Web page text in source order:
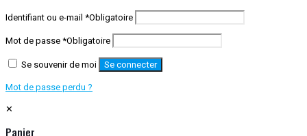
Identifiant ou e-mail *Obligatoire
Mot de passe *Obligatoire
Se souvenir de moi Se connecter
Mot de passe perdu ?
✕
Panier